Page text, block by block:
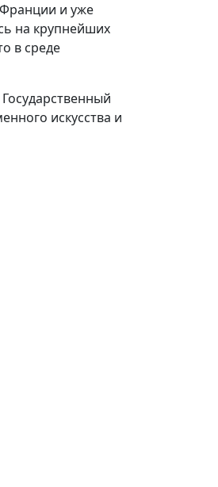
и уже
на крупнейших
в среде
искусства и